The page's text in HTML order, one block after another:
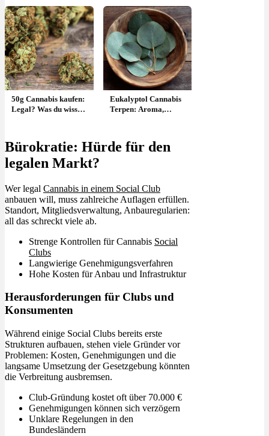
50g Cannabis kaufen:
Legal? Was du wissen
Eukalyptol Cannabis
Terpen: Aroma,
Bürokratie: Hürde für den
legalen Markt?
Wer legal Cannabis in einem Social Club
anbauen will, muss zahlreiche Auflagen erfüllen.
Standort, Mitgliedsverwaltung, Anbauregularien:
all das schreckt viele ab.
Strenge Kontrollen für Cannabis Social
Clubs
Langwierige Genehmigungsverfahren
Hohe Kosten für Anbau und Infrastruktur
Herausforderungen für Clubs und
Konsumenten
Während einige Social Clubs bereits erste
Strukturen aufbauen, stehen viele Gründer vor
Problemen: Kosten, Genehmigungen und die
langsame Umsetzung der Gesetzgebung könnten
die Verbreitung ausbremsen.
Club-Gründung kostet oft über 70.000 €
Genehmigungen können sich verzögern
Unklare Regelungen in den
Bundesländern